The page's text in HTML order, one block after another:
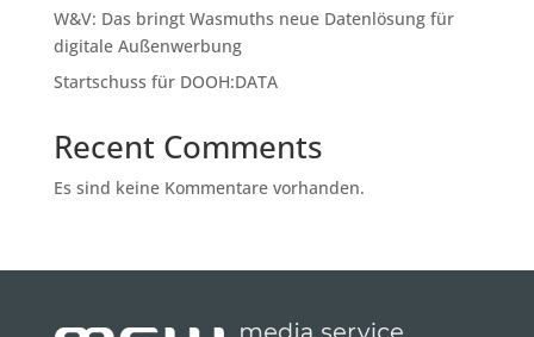
W&V: Das bringt Wasmuths neue Datenlösung für
digitale Außenwerbung
Startschuss für DOOH:DATA
Recent Comments
Es sind keine Kommentare vorhanden.